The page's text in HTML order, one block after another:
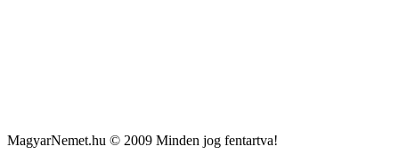
MagyarNemet.hu © 2009 Minden jog fentartva!